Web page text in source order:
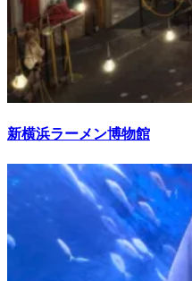
新横浜ラーメン博物館